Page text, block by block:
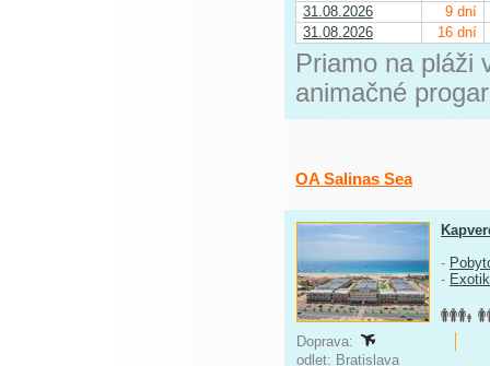
31.08.2026
9 dní
31.08.2026
16 dní
Priamo na pláži
animačné
OA Salinas Sea
-
-
Doprava:
odlet: Bratislava